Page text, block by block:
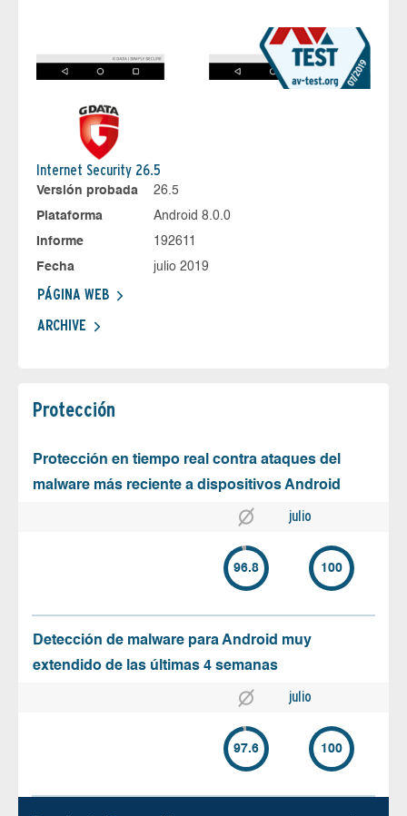
Internet Security 26.5
Versión probada
26.5
Plataforma
Android 8.0.0
Informe
192611
Fecha
julio 2019
PÁGINA WEB
ARCHIVE
Protección
Protección en tiempo real contra ataques del
malware más reciente a dispositivos Android
julio
96.8 100
Detección de malware para Android muy
extendido de las últimas 4 semanas
julio
97.6 100